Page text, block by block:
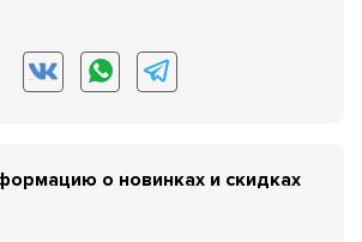
о новинках и скидках